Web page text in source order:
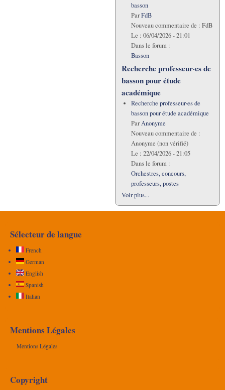
basson
ParFdB
Nouveau commentaire de : FdB
Le : 06/04/2026 - 21:01
Dans le forum :
Basson
Recherche professeur·es de
basson pour étude
académique
Recherche professeur·es de
basson pour étude académique
ParAnonyme
Nouveau commentaire de :
Anonyme (non vérifié)
Le : 22/04/2026 - 21:05
Dans le forum :
Orchestres, concours,
professeurs, postes
Voir plus...
Sélecteur de langue
French
German
English
Spanish
Italian
Mentions Légales
Mentions Légales
Copyright